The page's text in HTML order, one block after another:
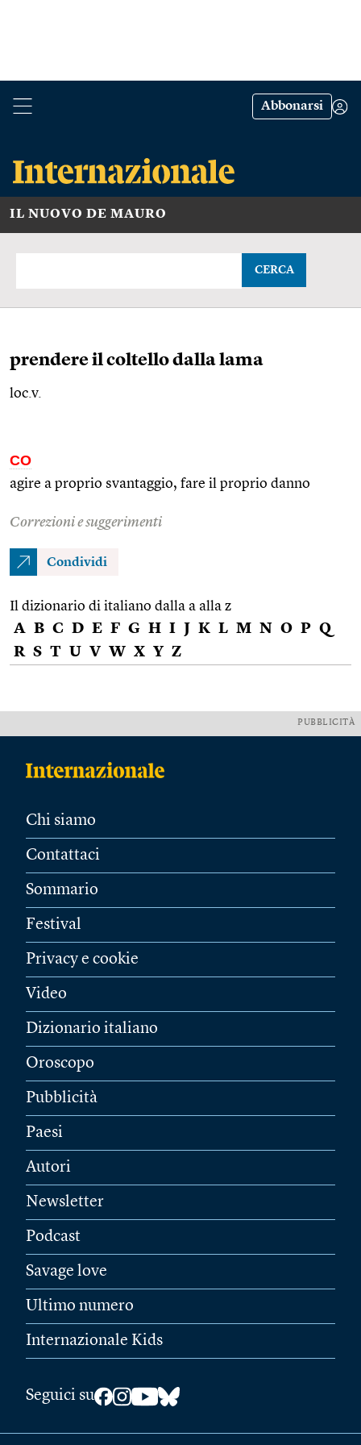
Abbonarsi
IL NUOVO DE MAURO
CERCA
prendere il coltello dalla lama
loc.v.
CO
agire a proprio svantaggio, fare il proprio danno
Correzioni e suggerimenti
Condividi
Il dizionario di italiano dalla a alla z
A B C D E F G H I J K L M N O P Q
R S T U V W X Y Z
PUBBLICITÀ
Chi siamo
Contattaci
Sommario
Festival
Privacy e cookie
Video
Dizionario italiano
Oroscopo
Pubblicità
Paesi
Autori
Newsletter
Podcast
Savage love
Ultimo numero
Internazionale Kids
Seguici su